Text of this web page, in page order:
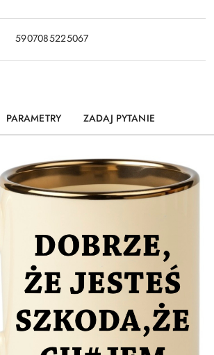
5907085225067
PARAMETRY ZADAJ PYTANIE